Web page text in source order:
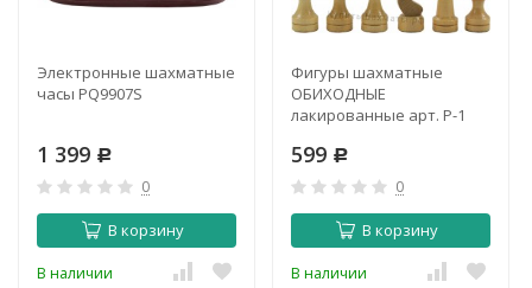
Электронные шахматные
часы PQ9907S
1 399 Р
0
В корзину
В наличии
Фигуры шахматные
ОБИХОДНЫЕ
лакированные арт. Р-1
599 Р
0
В корзину
В наличии